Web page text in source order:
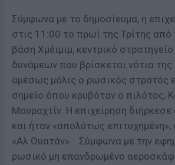
Σύμφωνα με το δημοσίευμα, η
στις 11:00 το πρωί της Τρίτης από
βάση Χμέιμιμ, κεντρικό
δυνάμεων που βρίσκεται νότια
αμέσως μόλις ο ρωσικός στρατός
σημείο όπου κρυβόταν ο πιλότος,
Μουραχτίν. Η επιχείρηση
και ήταν «απολύτως
«Αλ Ουατάν». Σύμφωνα με την
ρωσικό μη επανδρωμένο